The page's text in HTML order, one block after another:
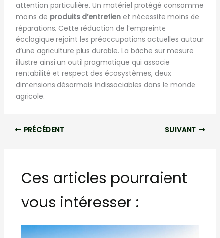
attention particulière. Un matériel protégé consomme
moins de produits d’entretienet nécessite moins de
réparations. Cette réduction de l’empreinte
écologique rejoint les préoccupations actuelles autour
d’une agriculture plus durable. La bâche sur mesure
illustre ainsi un outil pragmatique qui associe
rentabilité et respect des écosystèmes, deux
dimensions désormais indissociables dans le monde
agricole.
PRÉCÉDENT SUIVANT
Ces articles pourraient
vous intéresser :